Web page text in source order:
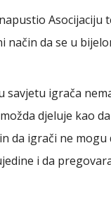
Asocijaciju
način da se u
savjetu igrača
djeluje kao
da igrači ne
i da